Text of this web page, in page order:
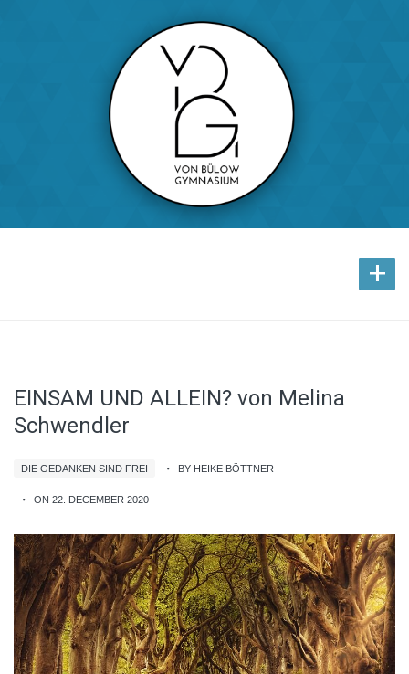
+
EINSAM UND ALLEIN? von Melina
Schwendler
DIE GEDANKEN SIND FREI BY HEIKE BÖTTNER
ON 22. DECEMBER 2020